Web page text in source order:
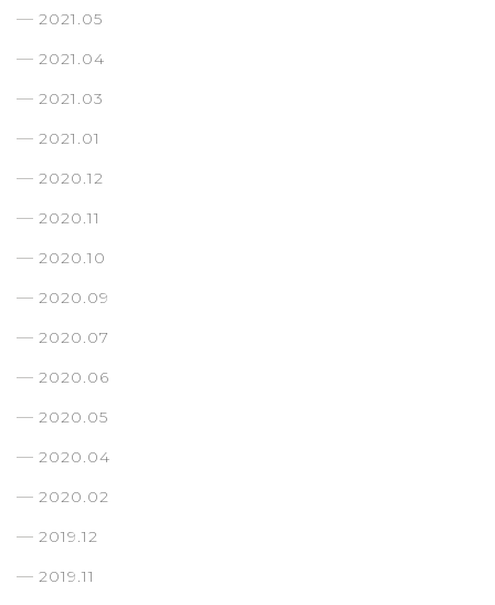
2021.05
2021.04
2021.03
2021.01
2020.12
2020.11
2020.10
2020.09
2020.07
2020.06
2020.05
2020.04
2020.02
2019.12
2019.11